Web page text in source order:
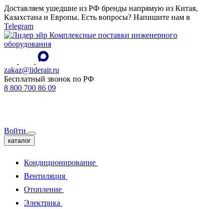
Доставляем ушедшие из РФ бренды напрямую из Китая,
Казахстана и Европы. Есть вопросы? Напишите нам в
Telegram
Комплексные поставки инженерного
оборудования
zakaz@liderair.ru
Бесплатный звонок по РФ
8 800 700 86 09
Войти
каталог
Кондиционирование
Вентиляция
Отопление
Электрика